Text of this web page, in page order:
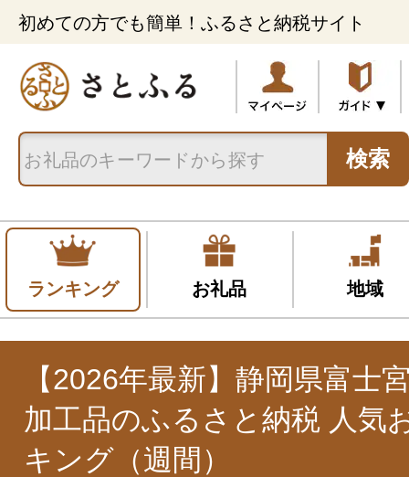
初めての方でも簡単！ふるさと納税サイト
検索
ランキング お礼品 地域
【2026年最新】静岡県富士
加工品のふるさと納税 人気
キング（週間）